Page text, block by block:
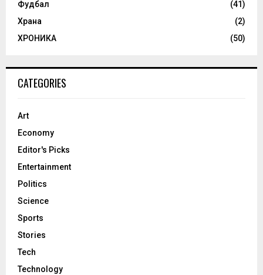
Фудбал
(41)
Храна
(2)
ХРОНИКА
(50)
CATEGORIES
Art
Economy
Editor's Picks
Entertainment
Politics
Science
Sports
Stories
Tech
Technology